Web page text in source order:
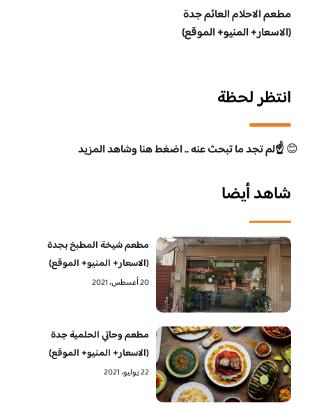
مطعم الاحلام العائم جدة
(الاسعار+ المنيو+ الموقع)
انتظر لحظة
😊☝️لم تجد ما تبحث عنه .. اضغط هنا وشاهد المزيد
شاهد أيضا
مطعم شيخة المطبخ بجدة
(الاسعار+ المنيو+ الموقع)
20 أغسطس، 2021
مطعم وحاتي الحلمية جدة
(الاسعار+ المنيو+ الموقع)
22 يوليو، 2021